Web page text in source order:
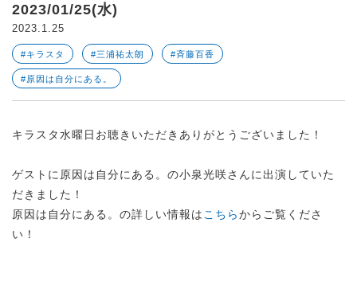
2023/01/25(水)
2023.1.25
#キラスタ #三浦祐太朗 #斉藤百香
#原因は自分にある。
キラスタ水曜日お聴きいただきありがとうございました！
ゲストに原因は自分にある。の小泉光咲さんに出演していた
だきました！
原因は自分にある。の詳しい情報は こちらからご覧くださ
い！